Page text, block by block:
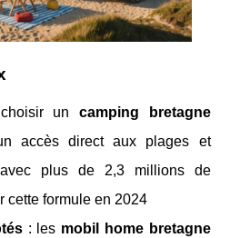
uncamping bretagne
accès direct aux plages et
avec plus de 2,3 millions de
cette formule en 2024
: les mobil home bretagne